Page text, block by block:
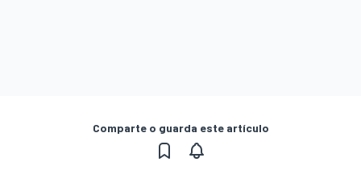
Comparte o guarda este artículo